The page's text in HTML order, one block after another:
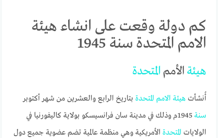
كم دولة وقعت على انشاء هيئة
الامم المتحدة سنة 1945
هيئة الأمم المتحدة
أُنشأت هيئة الامم المتحدة بتاريخ الرابع والعشرين من شهر أكتوبر
سنة
1945م وذلك في مدينة سان فرانسيسكو بولاية كاليفورنيا في
الولايات المتحدة الأمريكية وهي منظمة عالمية تضم عضوية جميع دول